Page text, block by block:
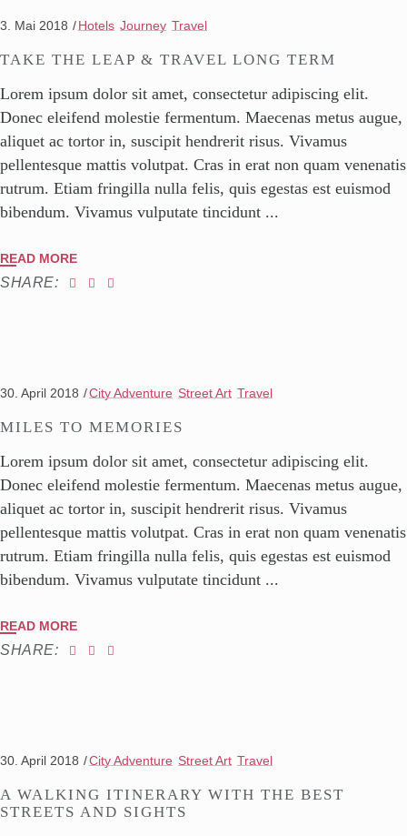
3. Mai 2018 Hotels Journey Travel
TAKE THE LEAP & TRAVEL LONG TERM
Lorem ipsum dolor sit amet, consectetur adipiscing elit.
Donec eleifend molestie fermentum. Maecenas metus augue,
aliquet ac tortor in, suscipit hendrerit risus. Vivamus
pellentesque mattis volutpat. Cras in erat non quam venenatis
rutrum. Etiam fringilla nulla felis, quis egestas est euismod
bibendum. Vivamus vulputate tincidunt
READ MORE
SHARE:
30. April 2018 City Adventure Street Art Travel
MILES TO MEMORIES
Lorem ipsum dolor sit amet, consectetur adipiscing elit.
Donec eleifend molestie fermentum. Maecenas metus augue,
aliquet ac tortor in, suscipit hendrerit risus. Vivamus
pellentesque mattis volutpat. Cras in erat non quam venenatis
rutrum. Etiam fringilla nulla felis, quis egestas est euismod
bibendum. Vivamus vulputate tincidunt
READ MORE
SHARE:
30. April 2018 City Adventure Street Art Travel
A WALKING ITINERARY WITH THE BEST
STREETS AND SIGHTS